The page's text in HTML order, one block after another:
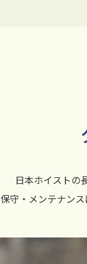
日本ホイストの
保守・メンテナン